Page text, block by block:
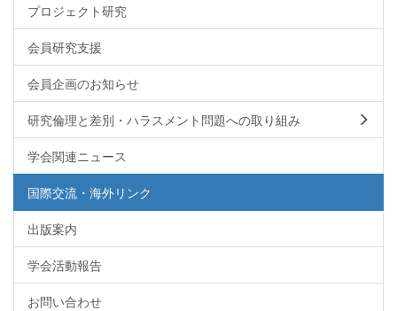
プロジェクト研究
会員研究支援
会員企画のお知らせ
研究倫理と差別・ハラスメント問題への取り組み
学会関連ニュース
国際交流・海外リンク
出版案内
学会活動報告
お問い合わせ